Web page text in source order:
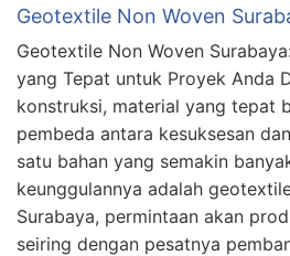
Geotextile Non Woven
Geotextile Non Woven
yang Tepat untuk Proyek Anda
konstruksi, material yang tepat
pembeda antara kesuksesan
satu bahan yang semakin
keunggulannya adalah
Surabaya, permintaan akan
seiring dengan pesatnya